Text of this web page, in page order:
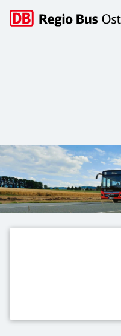
Hauptnavigation
DB Regio Bus